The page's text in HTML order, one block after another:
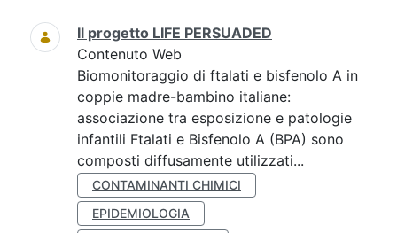
Il progetto LIFE PERSUADED
Contenuto Web
Biomonitoraggio di ftalati e bisfenolo A in
coppie madre-bambino italiane:
associazione tra esposizione e patologie
infantili Ftalati e Bisfenolo A (BPA) sono
composti diffusamente utilizzati...
CONTAMINANTI CHIMICI
EPIDEMIOLOGIA